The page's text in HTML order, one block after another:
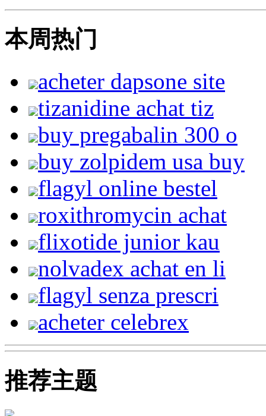
本周热门
acheter dapsone site
tizanidine achat tiz
buy pregabalin 300 o
buy zolpidem usa buy
flagyl online bestel
roxithromycin achat
flixotide junior kau
nolvadex achat en li
flagyl senza prescri
acheter celebrex
推荐主题